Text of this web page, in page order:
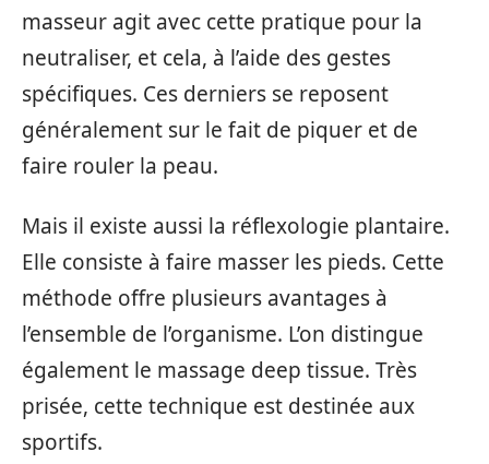
masseur agit avec cette pratique pour la
neutraliser, et cela, à l’aide des gestes
spécifiques. Ces derniers se reposent
généralement sur le fait de piquer et de
faire rouler la peau.
Mais il existe aussi la réflexologie plantaire.
Elle consiste à faire masser les pieds. Cette
méthode offre plusieurs avantages à
l’ensemble de l’organisme. L’on distingue
également le massage deep tissue. Très
prisée, cette technique est destinée aux
sportifs.